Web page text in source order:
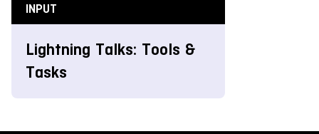
INPUT
Lightning Talks: Tools &
Tasks